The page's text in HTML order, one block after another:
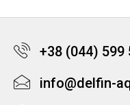
+38 (044) 599
info@delfin-